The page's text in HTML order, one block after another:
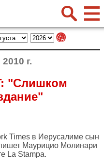
г.
"Слишком
Times в Иерусалиме сын
Маурицио Молинари
La Stampa.